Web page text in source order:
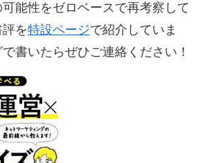
能性をゼロベースで再考察して
を特設ページで紹介していま
書いたらぜひご連絡ください！